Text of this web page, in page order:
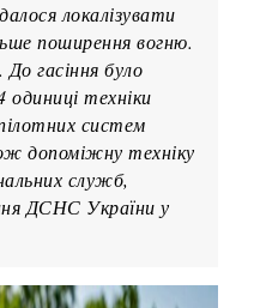
локалізувати
поширення вогню.
гасіння було
одиниці техніки
систем
допоміжну техніку
служб,
ДСНС України у